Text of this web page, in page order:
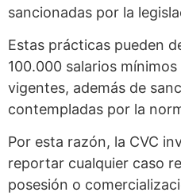
sancionadas por la
Estas prácticas pueden
100.000 salarios
vigentes, además de
contempladas por la
Por esta razón, la CVC
reportar cualquier caso
posesión o